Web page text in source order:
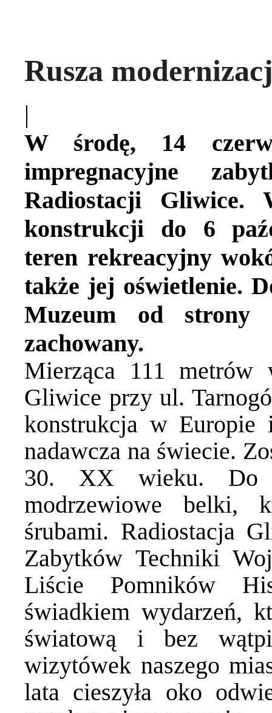
Rusza
|
W środę, 14
impregnacyjne
Radiostacji Gliwice.
konstrukcji do 6
teren rekreacyjny
także jej oświetlenie.
Muzeum od strony
zachowany.
Mierząca 111 metrów
Gliwice przy ul.
konstrukcja w Europie
nadawcza na świecie.
30. XX wieku. Do
modrzewiowe belki,
śrubami. Radiostacja
Zabytków Techniki
Liście Pomników
świadkiem wydarzeń,
światową i bez
wizytówek naszego
lata cieszyła oko